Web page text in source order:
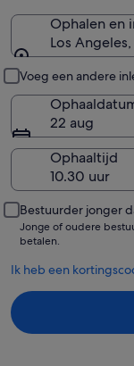
Ophalen en
Los
Voeg een andere
22 aug
Ophaaltijd
Bestuurder jonger
Jonge of oudere
betalen.
Ik heb een